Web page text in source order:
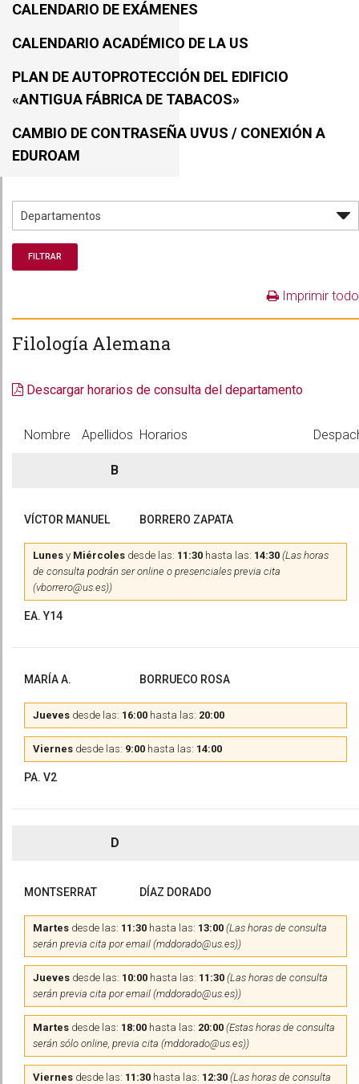
CALENDARIO DE EXÁMENES
CALENDARIO ACADÉMICO DE LA US
PLAN DE AUTOPROTECCIÓN DEL EDIFICIO
«ANTIGUA FÁBRICA DE TABACOS»
CAMBIO DE CONTRASEÑA UVUS / CONEXIÓN A
EDUROAM
Imprimir todo
Filología Alemana
Descargar horarios de consulta del departamento
Nombre Apellidos Horarios
B
VÍCTOR MANUEL BORRERO ZAPATA
Lunes y Miércoles desde las: 11:30 hasta las: 14:30 (Las horas
de consulta podrán ser online o presenciales previa cita
(vborrero@us.es))
EA. Y14
MARÍA A. BORRUECO ROSA
Jueves desde las: 16:00 hasta las: 20:00
Viernes desde las: 9:00 hasta las: 14:00
PA. V2
D
MONTSERRAT DÍAZ DORADO
Martes desde las: 11:30 hasta las: 13:00 (Las horas de consulta
serán previa cita por email (mddorado@us.es))
Jueves desde las: 10:00 hasta las: 11:30 (Las horas de consulta
serán previa cita por email (mddorado@us.es))
Martes desde las: 18:00 hasta las: 20:00 (Estas horas de consulta
serán sólo online, previa cita (mddorado@us.es))
Viernes desde las: 11:30 hasta las: 12:30 (Las horas de consulta